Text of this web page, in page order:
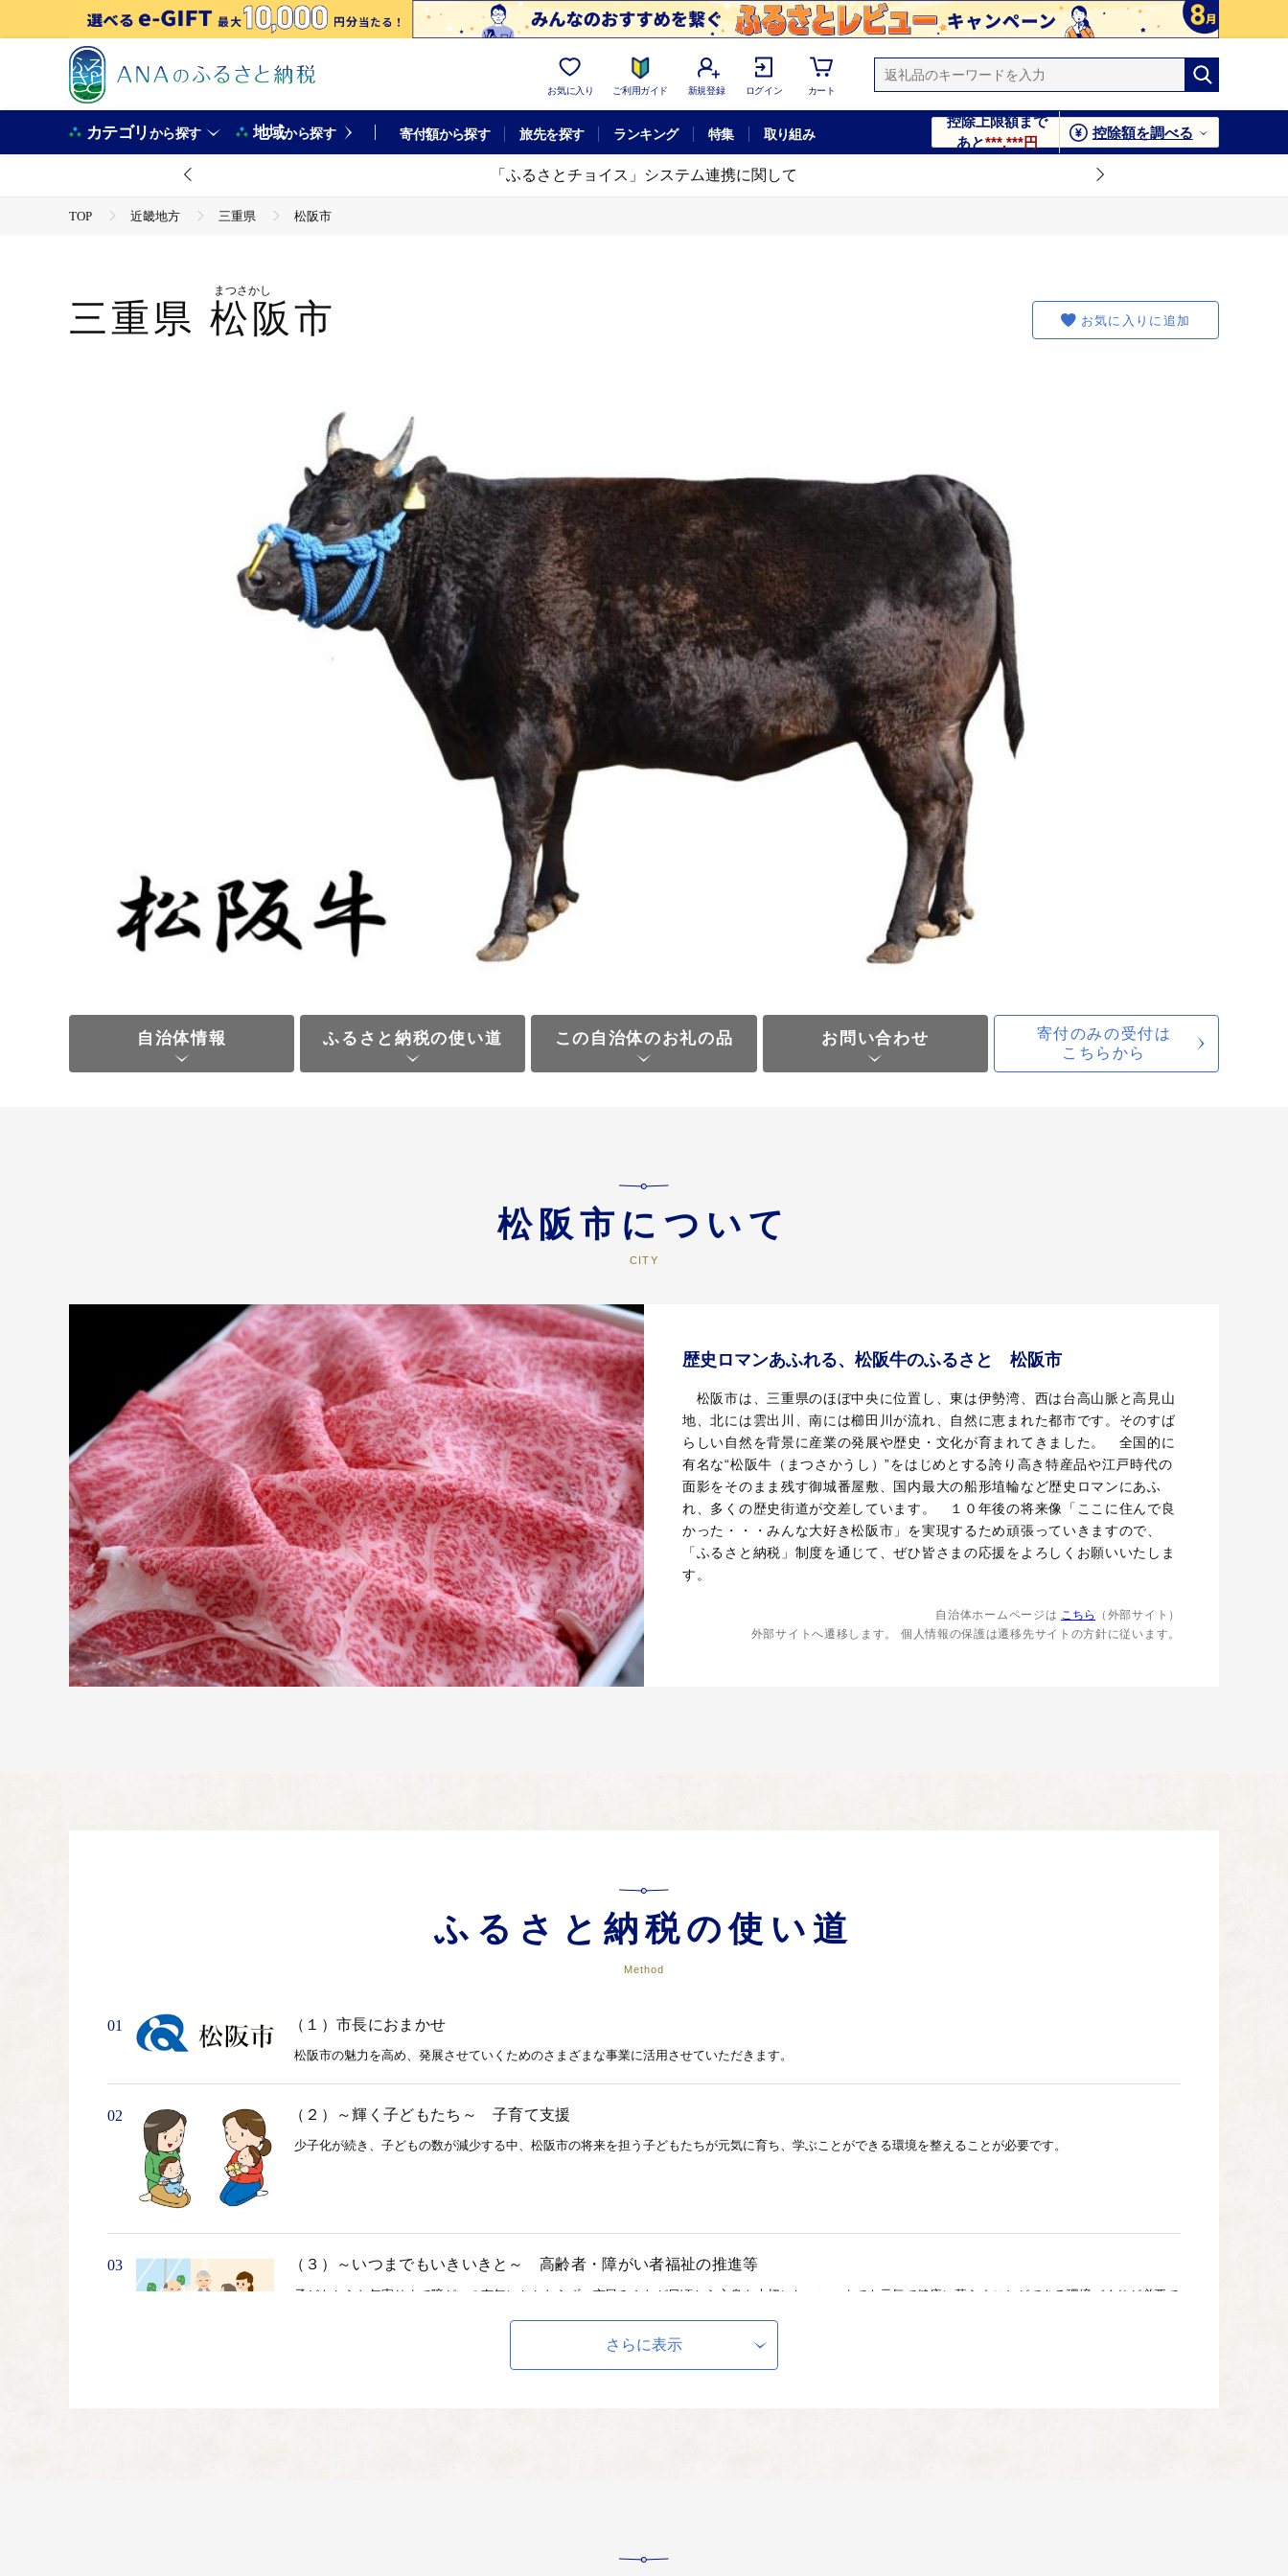
お気に入り ご利用ガイド 新規登録 ログイン カート
カテゴリから探す 地域から探す 寄付額から探す 旅先を探す ランキング 特集 取り組み
控除上限額まで
あと***,***円
控除額を調べる
「ふるさとチョイス」システム連携に関して
TOP 近畿地方 三重県 松阪市
三重県 松阪市
まつさかし
お気に入りに追加
自治体情報 ふるさと納税の使い道 この自治体のお礼の品 お問い合わせ
寄付のみの受付は
こちらから
松阪市について
歴史ロマンあふれる、松阪牛のふるさと 松阪市
松阪市は、三重県のほぼ中央に位置し、東は伊勢湾、西は台高山脈と高見山
地、北には雲出川、南には櫛田川が流れ、自然に恵まれた都市です。そのすば
らしい自然を背景に産業の発展や歴史・文化が育まれてきました。 全国的に
有名な“松阪牛（まつさかうし）”をはじめとする誇り高き特産品や江戸時代の
面影をそのまま残す御城番屋敷、国内最大の船形埴輪など歴史ロマンにあふ
れ、多くの歴史街道が交差しています。 １０年後の将来像「ここに住んで良
かった・・・みんな大好き松阪市」を実現するため頑張っていきますので、
「ふるさと納税」制度を通じて、ぜひ皆さまの応援をよろしくお願いいたしま
す。
自治体ホームページは こちら
（外部サイト）
外部サイトへ遷移します。 個人情報の保護は遷移先サイトの方針に従います。
ふるさと納税の使い道
Method
01 （１）市長におまかせ
松阪市の魅力を高め、発展させていくためのさまざまな事業に活用させていただきます。
02 （２）～輝く子どもたち～ 子育て支援
少子化が続き、子どもの数が減少する中、松阪市の将来を担う子どもたちが元気に育ち、学ぶことができる環境を整えることが必要です。
03 （３）～いつまでもいきいきと～ 高齢者・障がい者福祉の推進等
子どもからお年寄りまで障がいの有無にかかわらず、市民みんなが日頃から心身を大切にし、いつまでも元気で健康に暮らすことができる環境づくりが必要で
（４）～活力ある産業～ 農林水産・観光振興等
「走る＝ランナー」「みる＝観客、応援」「支える＝ボランティア、スタッフ」、全ての人が「みえ松阪マラソン」 を通して一つになるとともに、歴史・文
さらに表示